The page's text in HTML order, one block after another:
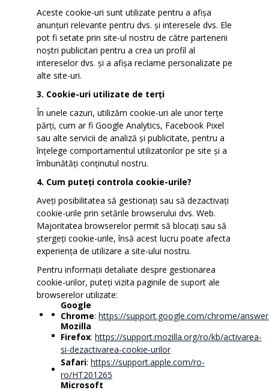
Aceste cookie-uri sunt utilizate pentru a afișa
anunțuri relevante pentru dvs. și interesele dvs. Ele
pot fi setate prin site-ul nostru de către partenerii
noștri publicitari pentru a crea un profil al
intereselor dvs. și a afișa reclame personalizate pe
alte site-uri.
3. Cookie-uri utilizate de terți
În unele cazuri, utilizăm cookie-uri ale unor terțe
părți, cum ar fi Google Analytics, Facebook Pixel
sau alte servicii de analiză și publicitate, pentru a
înțelege comportamentul utilizatorilor pe site și a
îmbunătăți conținutul nostru.
4. Cum puteți controla cookie-urile?
Aveți posibilitatea să gestionați sau să dezactivați
cookie-urile prin setările browserului dvs. Web.
Majoritatea browserelor permit să blocați sau să
ștergeți cookie-urile, însă acest lucru poate afecta
experiența de utilizare a site-ului nostru.
Pentru informații detaliate despre gestionarea
cookie-urilor, puteți vizita paginile de suport ale
browserelor utilizate:
Google
Chrome: https://support.google.com/chrome/
Mozilla
Firefox: https://support.mozilla.org/ro/kb/activarea-
si-dezactivarea-cookie-urilor
Safari: https://support.apple.com/ro-
ro/HT201265
Microsoft